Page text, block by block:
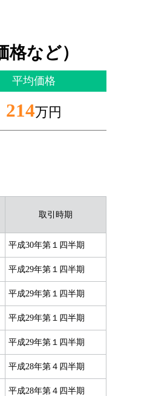
など）
平均価格
214万円
取引時期
平成30年第１四半期
平成29年第１四半期
平成29年第１四半期
平成29年第１四半期
平成29年第１四半期
平成28年第４四半期
平成28年第４四半期